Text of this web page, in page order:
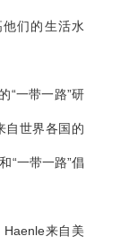
们的生活水
“一带一路”研
自世界各国的
“一带一路”倡
来自美